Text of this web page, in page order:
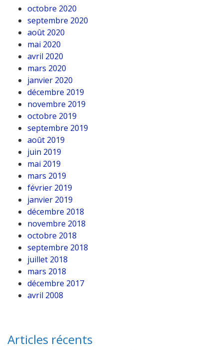
octobre 2020
septembre 2020
août 2020
mai 2020
avril 2020
mars 2020
janvier 2020
décembre 2019
novembre 2019
octobre 2019
septembre 2019
août 2019
juin 2019
mai 2019
mars 2019
février 2019
janvier 2019
décembre 2018
novembre 2018
octobre 2018
septembre 2018
juillet 2018
mars 2018
décembre 2017
avril 2008
Articles récents